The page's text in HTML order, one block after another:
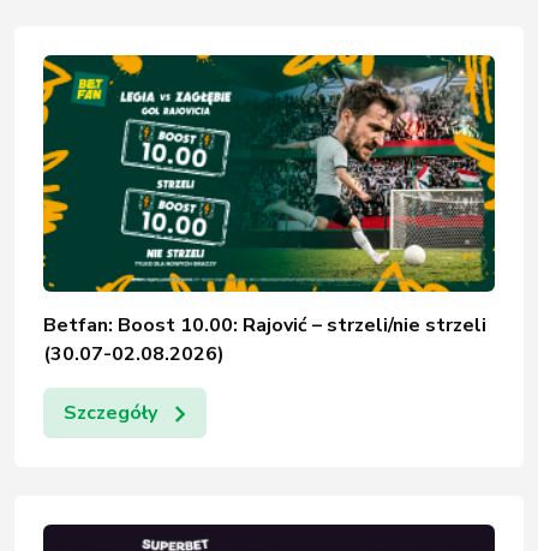
Betfan: Boost 10.00: Rajović – strzeli/nie strzeli
(30.07-02.08.2026)
Szczegóły